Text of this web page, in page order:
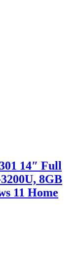
14″ Full
8GB
11 Home